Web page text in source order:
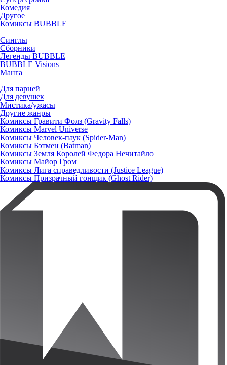
Комедия
Другое
Комиксы BUBBLE
Синглы
Сборники
Легенды BUBBLE
BUBBLE Visions
Манга
Для парней
Для девушек
Мистика/ужасы
Другие жанры
Комиксы Гравити Фолз (Gravity Falls)
Комиксы Marvel Universe
Комиксы Человек-паук (Spider-Man)
Комиксы Бэтмен (Batman)
Комиксы Земля Королей Федора Нечитайло
Комиксы Майор Гром
Комиксы Лига справедливости (Justice League)
Комиксы Призрачный гонщик (Ghost Rider)